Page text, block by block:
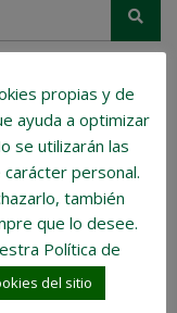
EN EL
propias y de
ayuda a optimizar
se utilizarán las
personal.
también
que lo desee.
Política de
del sitio